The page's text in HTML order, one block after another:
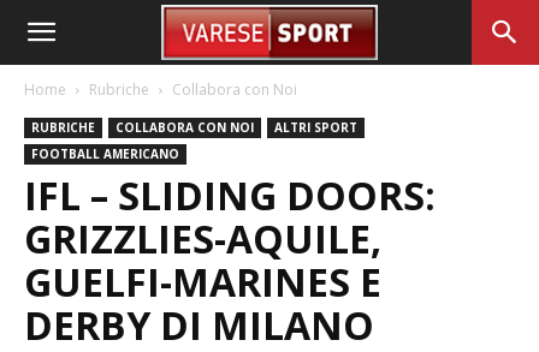
Home Rubriche Collabora con Noi
RUBRICHE COLLABORA CON NOI
ALTRI SPORT
FOOTBALL AMERICANO
IFL – SLIDING DOORS:
GRIZZLIES-AQUILE,
GUELFI-MARINES E
DERBY DI MILANO